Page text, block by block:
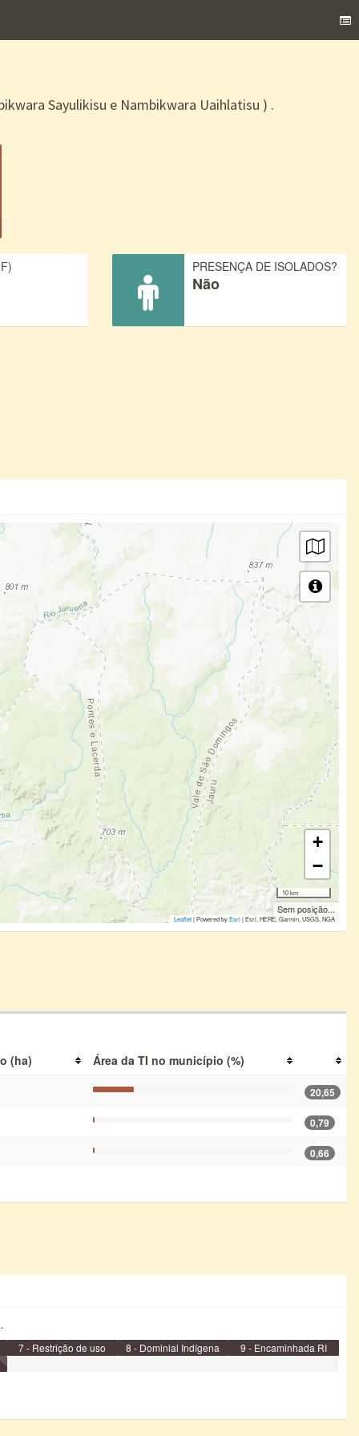
Sayulikisu e Nambikwara Uaihlatisu ) .
PRESENÇA DE ISOLADOS?
Não
+
−
10 km
Sem posição...
Leaflet| Powered byEsri|Esri, HERE, Garmin, USGS, NGA
(ha) Área da TI no município (%)
20,65
0,79
0,66
7 - Restrição de uso 8 - Dominial Indígena 9 - Encaminhada RI